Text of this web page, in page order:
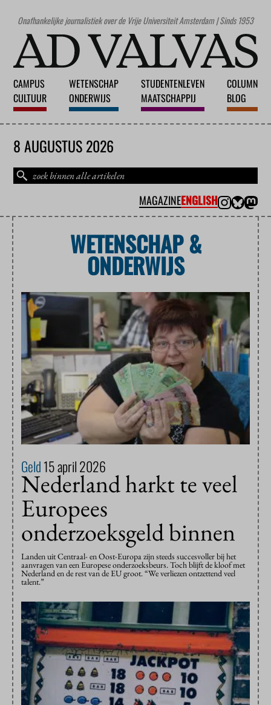
Onafhankelijke journalistiek over de Vrije Universiteit Amsterdam | Sinds 1953
CAMPUS
CULTUUR
WETENSCHAP
ONDERWIJS
STUDENTENLEVEN
MAATSCHAPPIJ
COLUMN
BLOG
8 AUGUSTUS 2026
MAGAZINEENGLISH
WETENSCHAP &
ONDERWIJS
Geld15 april 2026
Nederland harkt te veel
Europees
onderzoeksgeld binnen
Landen uit Centraal- en Oost-Europa zijn steeds succesvoller bij het
aanvragen van een Europese onderzoeksbeurs. Toch blijft de kloof met
Nederland en de rest van de EU groot. “We verliezen ontzettend veel
talent.”